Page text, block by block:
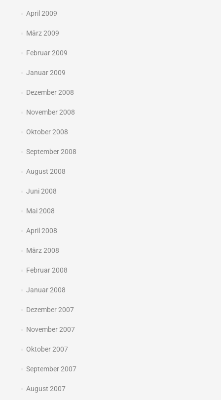
April 2009
März 2009
Februar 2009
Januar 2009
Dezember 2008
November 2008
Oktober 2008
September 2008
August 2008
Juni 2008
Mai 2008
April 2008
März 2008
Februar 2008
Januar 2008
Dezember 2007
November 2007
Oktober 2007
September 2007
August 2007